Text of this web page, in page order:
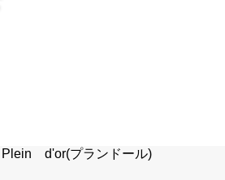
Plein d'or(プランドール)